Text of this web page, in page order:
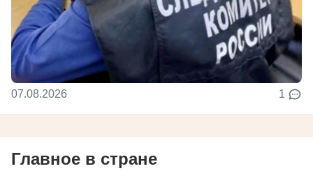
07.08.2026 1
Главное в стране